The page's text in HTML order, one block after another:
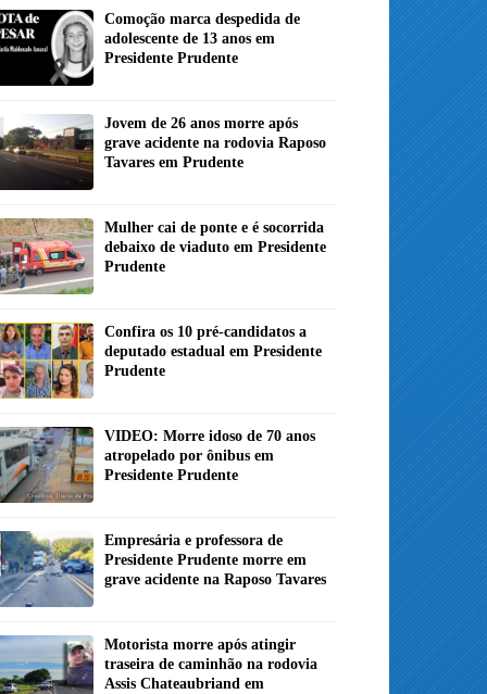
Comoção marca despedida de
adolescente de 13 anos em
Presidente Prudente
Jovem de 26 anos morre após
grave acidente na rodovia Raposo
Tavares em Prudente
Mulher cai de ponte e é socorrida
debaixo de viaduto em Presidente
Prudente
Confira os 10 pré-candidatos a
deputado estadual em Presidente
Prudente
VIDEO: Morre idoso de 70 anos
atropelado por ônibus em
Presidente Prudente
Empresária e professora de
Presidente Prudente morre em
grave acidente na Raposo Tavares
Motorista morre após atingir
traseira de caminhão na rodovia
Assis Chateaubriand em